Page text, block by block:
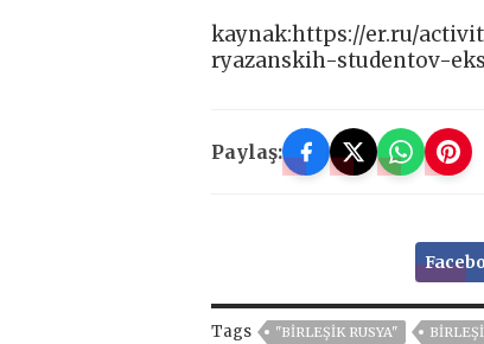
kaynak:https://er.ru/
ryazanskih-studentov-
Paylaş:
Tags "BIRLEŞIK RUSYA"